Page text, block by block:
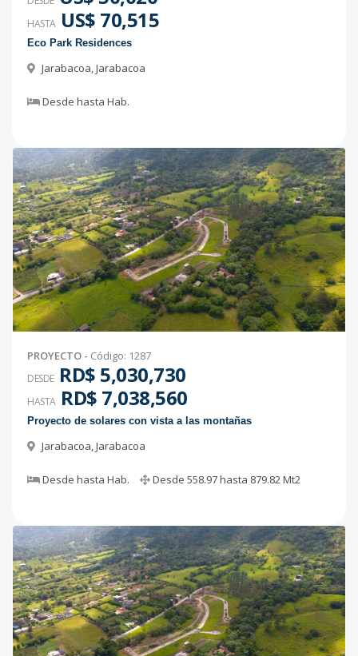
HASTA US$ 70,515
Eco Park Residences
Jarabacoa,Jarabacoa
Desde hasta Hab.
PROYECTO - Código: 1287
DESDE RD$ 5,030,730
HASTA RD$ 7,038,560
Proyecto de solares con vista a las montañas
Jarabacoa,Jarabacoa
Desde hasta Hab. Desde 558.97hasta 879.82Mt2